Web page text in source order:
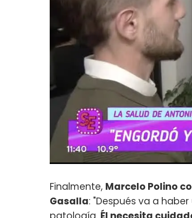
Finalmente, Marcelo Polino
Gasalla: "Después va a